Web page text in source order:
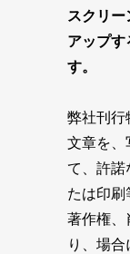
スクリ
アップす
す。
弊社刊行
文章を、
て、許諾
たは印刷
著作権、
り、場